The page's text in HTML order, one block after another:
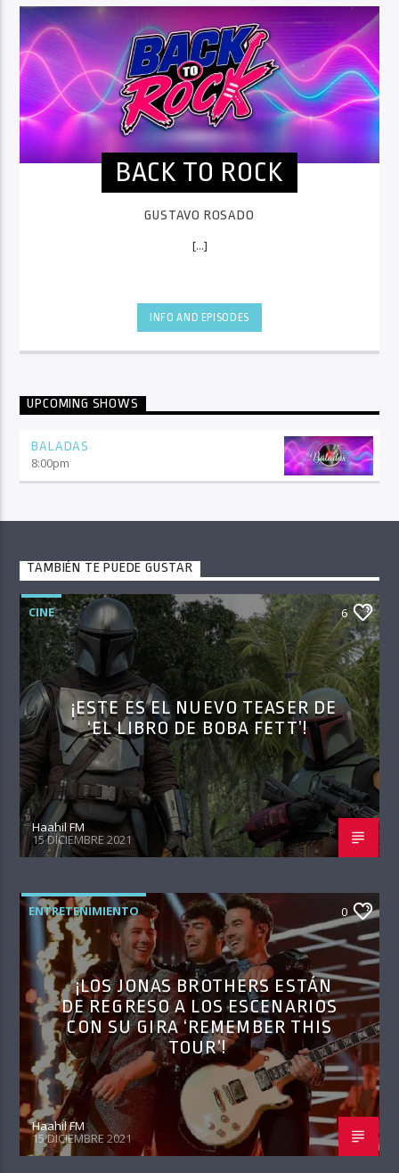
BACK TO ROCK
GUSTAVO ROSADO
[...]
INFO AND EPISODES
UPCOMING SHOWS
BALADAS
8:00pm
TAMBIÉN TE PUEDE GUSTAR
CINE 6
¡ESTE ES EL NUEVO TEASER DE
‘EL LIBRO DE BOBA FETT’!
Haahil FM
15 DICIEMBRE 2021
ENTRETENIMIENTO 0
¡LOS JONAS BROTHERS ESTÁN
DE REGRESO A LOS ESCENARIOS
CON SU GIRA ‘REMEMBER THIS
TOUR’!
Haahil FM
15 DICIEMBRE 2021